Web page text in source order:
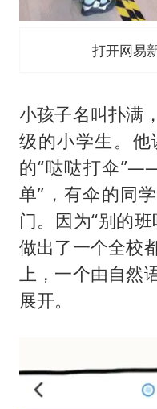
打开网易
小孩子名叫扑满
级的小学生。
的“哒哒打伞
单”，有伞的同
门。因为“别的
做出了一个全校
上，一个由自然
展开。